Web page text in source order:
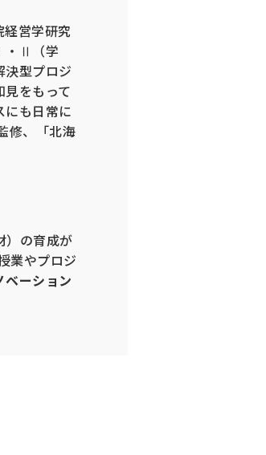
営学研究
・Ⅱ（学
型プロジ
をもって
にも日常に
修、「北海
）の育成が
業やプロジ
ベーション